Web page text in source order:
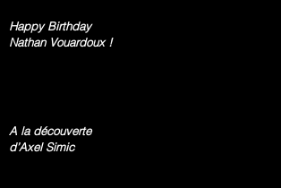
Happy Birthday
Nathan Vouardoux !
A la découverte
d’Axel Simic